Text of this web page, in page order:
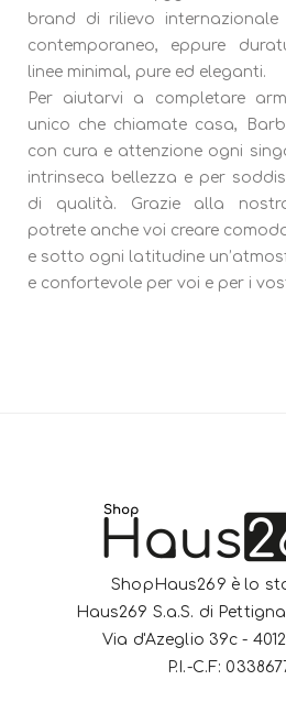
brand di rilievo
contemporaneo, eppure
linee minimal, pure ed eleganti.
Per aiutarvi a completare
unico che chiamate casa,
con cura e attenzione ogni
intrinseca bellezza e per
di qualità. Grazie alla
potrete anche voi creare
e sotto ogni latitudine
e confortevole per voi e per i
ShopHaus269 è lo
Haus269 S.a.S. di
Via d'Azeglio 39c -
P.I.-C.F: